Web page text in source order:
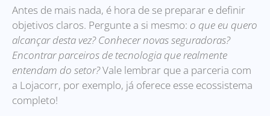
Antes de mais nada, é hora de se preparar e definir
objetivos claros. Pergunte a si mesmo: o que eu quero
alcançar desta vez?Conhecer novas seguradoras?
Encontrar parceiros de tecnologia que realmente
entendam do setor?Vale lembrar que a parceria com
a Lojacorr, por exemplo, já oferece esse ecossistema
completo!